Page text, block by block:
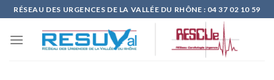
Skip
content
RÉSEAU DES URGENCES DE LA VALLÉE DU RHÔNE : 04 37 02 10 59